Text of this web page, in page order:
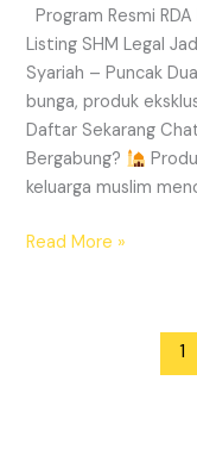
Program Resmi
Listing SHM Legal
Syariah – Puncak
bunga, produk
Daftar Sekarang
Bergabung?
keluarga muslim
Tanpa
Bunga
Puncak
Dua
Bogor
Read More »
1